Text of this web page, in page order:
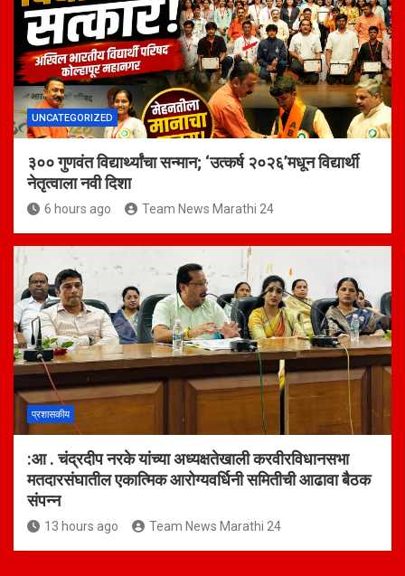
UNCATEGORIZED
३०० गुणवंत विद्यार्थ्यांचा सन्मान; ‘उत्कर्ष २०२६’मधून विद्यार्थी
नेतृत्वाला नवी दिशा
6 hours ago Team News Marathi 24
प्रशासकीय
:आ . चंद्रदीप नरके यांच्या अध्यक्षतेखाली करवीरविधानसभा
मतदारसंघातील एकात्मिक आरोग्यवर्धिनी समितीची आढावा बैठक
संपन्न
13 hours ago Team News Marathi 24